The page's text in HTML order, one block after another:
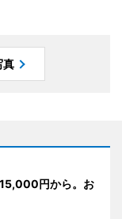
真
円から。お